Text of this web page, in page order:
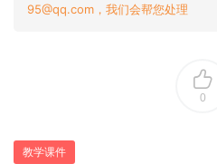
95@qq.com，我们会帮您处理
0
教学课件